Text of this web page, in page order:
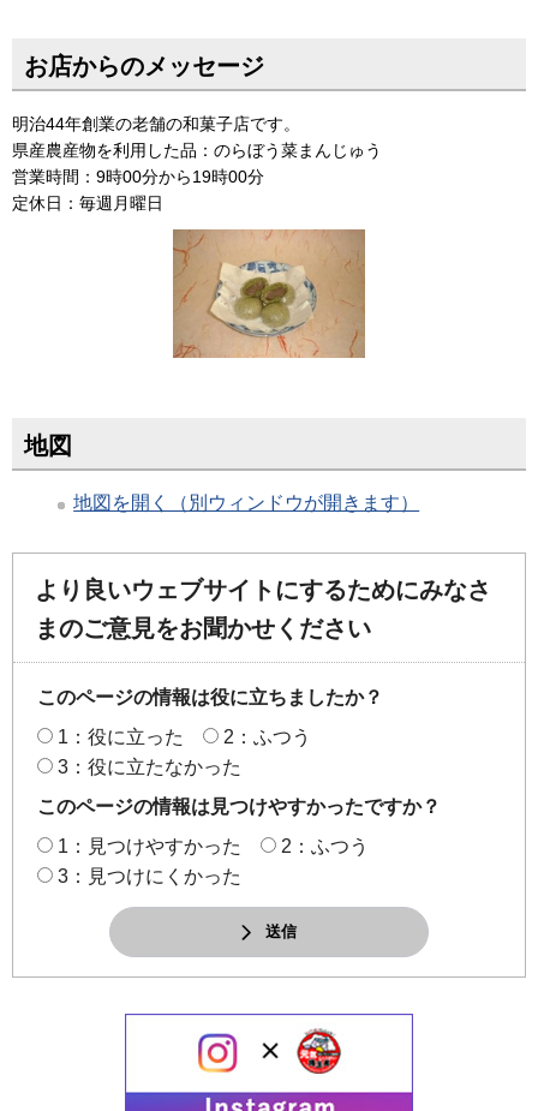
お店からのメッセージ
明治44年創業の老舗の和菓子店です。
県産農産物を利用した品：のらぼう菜まんじゅう
営業時間：9時00分から19時00分
定休日：毎週月曜日
地図
地図を開く（別ウィンドウが開きます）
より良いウェブサイトにするためにみなさ
まのご意見をお聞かせください
このページの情報は役に立ちましたか？
1：役に立った
2：ふつう
3：役に立たなかった
このページの情報は見つけやすかったですか？
1：見つけやすかった
2：ふつう
3：見つけにくかった
送信